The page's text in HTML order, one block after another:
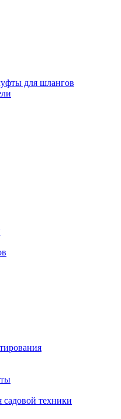
для шлангов
техники